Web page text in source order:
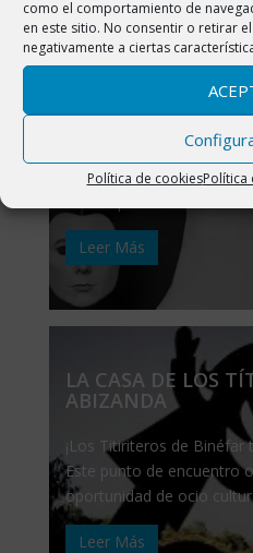
como el comportamiento de
en este sitio. No consentir o retirar
negativamente a ciertas
Política de cookiesPolítica
EXPOSICIÓN
La artista francesa Lucy
adoptó en 1917 el
Leer Más
LA CASA DE LOS
ABIZANDA
¡Los Titiriteros de Binéfar
Este punto de encuentro
oportunidad de ocio
Leer Más